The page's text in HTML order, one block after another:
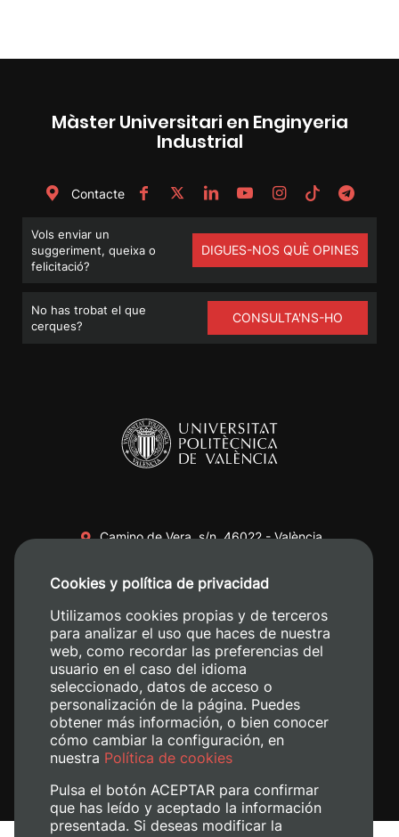
Màster Universitari en Enginyeria
Industrial
Contacte
Vols enviar un
suggeriment, queixa o
felicitació?
DIGUES-NOS QUÈ OPINES
No has trobat el que
cerques?
CONSULTA'NS-HO
Camino de Vera, s/n. 46022 - València
+34 620 04 00 50
Cookies y política de privacidad
Utilizamos cookies propias y de terceros
para analizar el uso que haces de nuestra
web, como recordar las preferencias del
usuario en el caso del idioma
seleccionado, datos de acceso o
personalización de la página. Puedes
obtener más información, o bien conocer
cómo cambiar la configuración, en
nuestra Política de cookies
Pulsa el botón ACEPTAR para confirmar
que has leído y aceptado la información
presentada. Si deseas modificar la